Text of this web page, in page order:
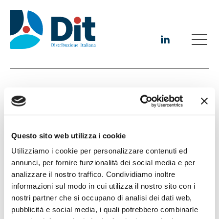
Questo sito web utilizza i cookie
Utilizziamo i cookie per personalizzare contenuti ed
annunci, per fornire funzionalità dei social media e per
analizzare il nostro traffico. Condividiamo inoltre
informazioni sul modo in cui utilizza il nostro sito con i
nostri partner che si occupano di analisi dei dati web,
pubblicità e social media, i quali potrebbero combinarle
Ce.Di. Sigma Campania
Nato nel 1959 per coordinare gli acquisti dei punti vendita
Sigma in Campania, Ce.Di. Sigma Campania oggi serve circa 200
punti vendita in Campania, Lazio, Molise, Calabria e Basilicata,
consolidando il suo ruolo come partner affidabile per la rete
Sigma nel Sud Italia.
Sede Legale:Zona ASI Aversa Nord c/o Consorzio Siné -
81032 CARINARO (CE)